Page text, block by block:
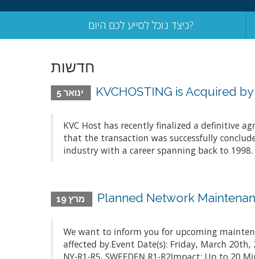
כיצד נוכל לסייע לכם היום?
חדשות
KVCHOSTING is Acquired
KVC Host has recently finalized a definitive
that the transaction was successfully
industry with a career spanning back to
Planned Network
We want to inform you for upcoming
affected by.Event Date(s): Friday, March 20th,
NY-R1-R5, SWEEDEN R1-R2Impact: Up to